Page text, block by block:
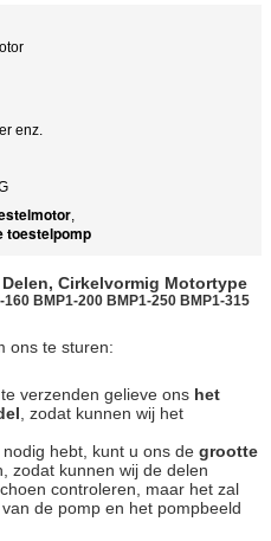
enz.
,
toestelpomp
Cirkelvormig Motortype
BMP1-200 BMP1-250 BMP1-315
ons te sturen:
verzenden gelieve ons het
, zodat kunnen wij het
hebt, kunt u ons de grootte
zodat kunnen wij de delen
controleren, maar het zal
de pomp en het pompbeeld